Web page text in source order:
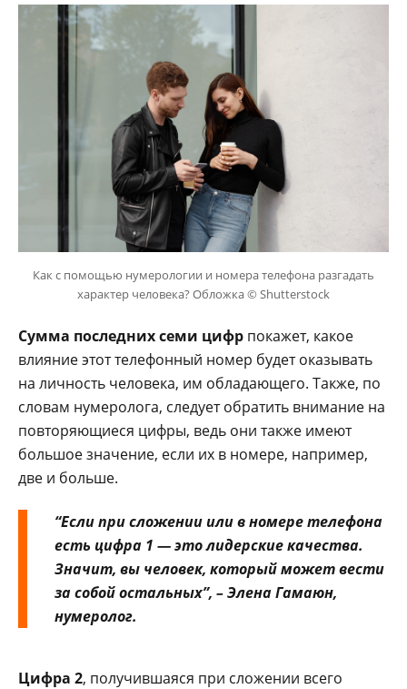
Как с помощью нумерологии и номера телефона разгадать
характер человека? Обложка © Shutterstock
Сумма последних семи цифр покажет, какое
влияние этот телефонный номер будет оказывать
на личность человека, им обладающего. Также, по
словам нумеролога, следует обратить внимание на
повторяющиеся цифры, ведь они также имеют
большое значение, если их в номере, например,
две и больше.
“Если при сложении или в номере телефона
есть цифра 1 — это лидерские качества.
Значит, вы человек, который может вести
за собой остальных”, – Элена Гамаюн,
нумеролог.
Цифра 2, получившаяся при сложении всего